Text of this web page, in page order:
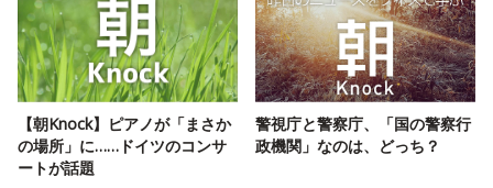
【朝Knock】ピアノが「まさか
の場所」に……ドイツのコンサ
ートが話題
警視庁と警察庁、「国の警察行
政機関」なのは、どっち？